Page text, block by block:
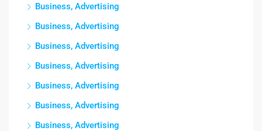
Business, Advertising
Business, Advertising
Business, Advertising
Business, Advertising
Business, Advertising
Business, Advertising
Business, Advertising